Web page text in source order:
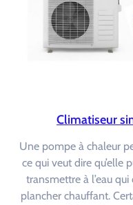
Climatiseur
Une pompe à chaleur
ce qui veut dire qu’elle
transmettre à l’eau
plancher chauffant.